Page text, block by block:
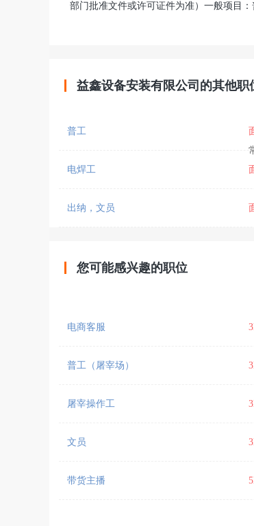
部门批准文件或许可证件为准）一般项目
益鑫设备安装有限公司的其他职
普工
电焊工
出纳，文员
您可能感兴趣的职位
电商客服
普工（屠宰场）
屠宰操作工
文员
带货主播